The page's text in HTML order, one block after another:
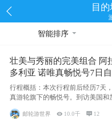
目
智能排序
壮美与秀丽的完美组合 阿
多利亚 诺唯真畅悦号7日
行程概括：本次行程前后经历7天
真游轮旗下的畅悦号。到访美国和
个州/省：美国华盛顿州
邮轮游世界  10.0千  12